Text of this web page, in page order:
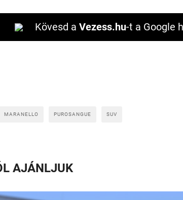
Kövesd a Vezess.hu-t a Google
MARANELLO PUROSANGUE SUV
AJÁNLJUK